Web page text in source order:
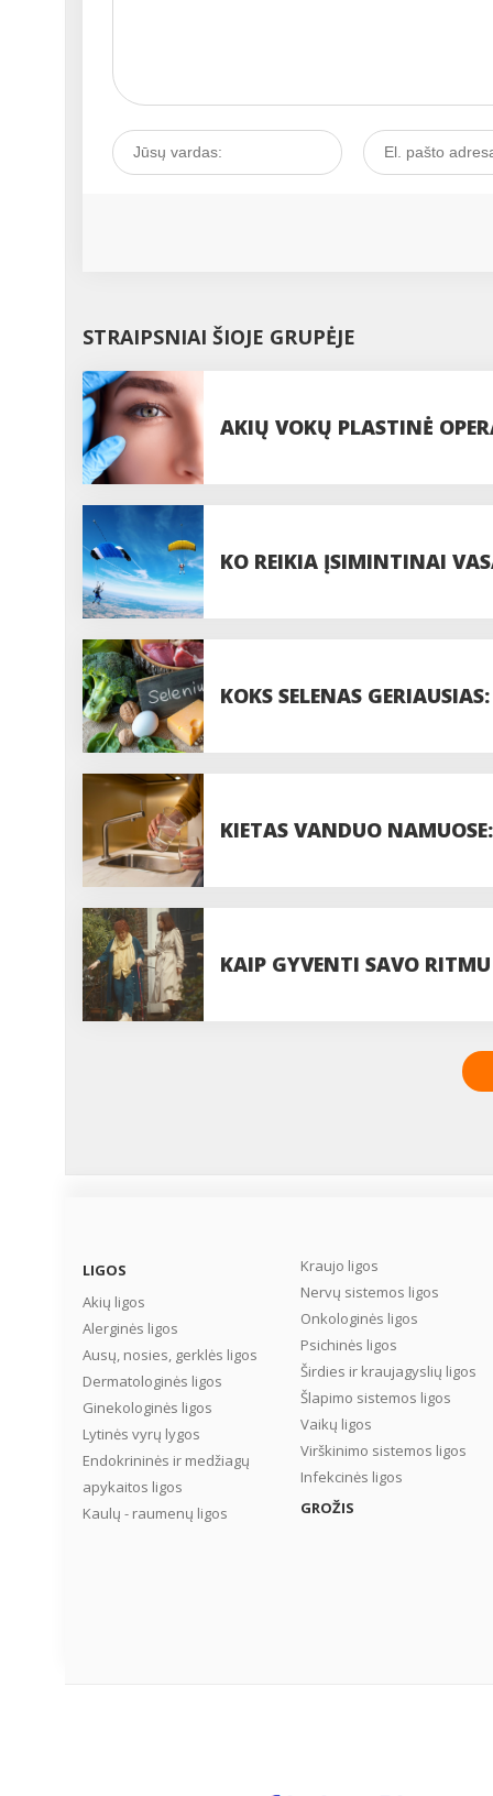
STRAIPSNIAI ŠIOJE GRUPĖJE
AKIŲ VOKŲ PLASTINĖ
KO REIKIA ĮSIMINTINAI
KOKS SELENAS
KIETAS VANDUO
KAIP GYVENTI SAVO
LIGOS
Akių ligos
Alerginės ligos
Ausų, nosies, gerklės ligos
Dermatologinės ligos
Ginekologinės ligos
Lytinės vyrų lygos
Endokrininės ir medžiagų
apykaitos ligos
Kaulų - raumenų ligos
Kraujo ligos
Nervų sistemos ligos
Onkologinės ligos
Psichinės ligos
Širdies ir kraujagyslių ligos
Šlapimo sistemos ligos
Vaikų ligos
Virškinimo sistemos ligos
Infekcinės ligos
GROŽIS